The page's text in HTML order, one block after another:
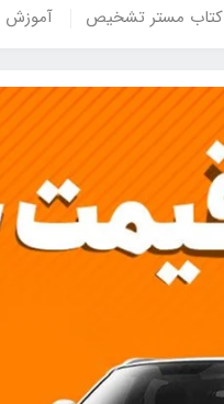
کتاب مستر تشخیص آموزش